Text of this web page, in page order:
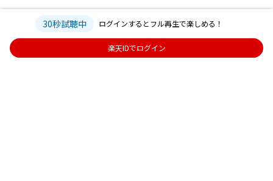
30秒試聴中 ログインするとフル再生で楽しめる！
楽天IDでログイン